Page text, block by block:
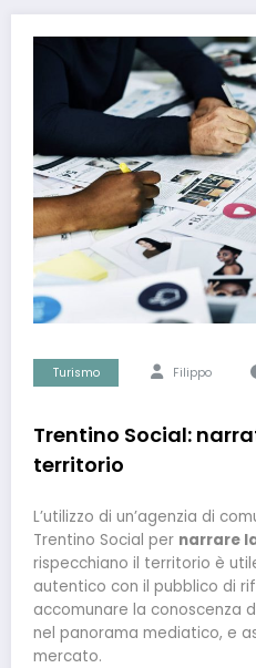
Turismo Filippo
Trentino Social:
territorio
L’utilizzo di un’agenzia di
Trentino Social per narrare
rispecchiano il territorio è
autentico con il pubblico di
accomunare la conoscenza
nel panorama mediatico, e
mercato.